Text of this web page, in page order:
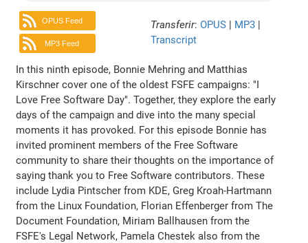
OPUS Feed
MP3 Feed
Transferir:OPUS | MP3 |
Transcript
In this ninth episode, Bonnie Mehring and Matthias
Kirschner cover one of the oldest FSFE campaigns: "I
Love Free Software Day". Together, they explore the early
days of the campaign and dive into the many special
moments it has provoked. For this episode Bonnie has
invited prominent members of the Free Software
community to share their thoughts on the importance of
saying thank you to Free Software contributors. These
include Lydia Pintscher from KDE, Greg Kroah-Hartmann
from the Linux Foundation, Florian Effenberger from The
Document Foundation, Miriam Ballhausen from the
FSFE's Legal Network, Pamela Chestek also from the